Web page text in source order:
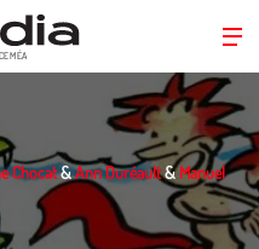
Chocat&Ann Duréault&Manuel